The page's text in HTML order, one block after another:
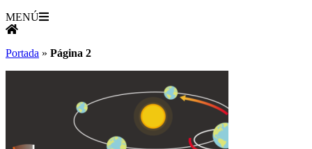
MENÚ
Portada » Página 2